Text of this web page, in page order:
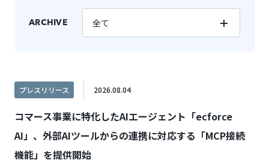
プレスリリース 2026.08.04
コマース事業に特化したAIエージェント「ecforce
AI」、外部AIツールからの連携に対応する「MCP接続
機能」を提供開始
ARCHIVE 全て